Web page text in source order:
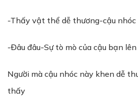
-Thấy vật thể dễ thương-cậu nhóc
-Đâu đâu-Sự tò mò của cậu bạn lên
Người mà cậu nhóc này khen dễ
thấy